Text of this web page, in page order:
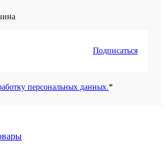
Подписаться
персональных данных.*